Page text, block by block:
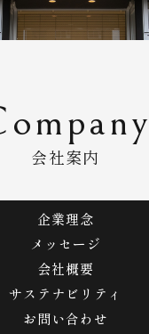
会社案内
企業理念
メッセージ
会社概要
サステナビリティ
お問い合わせ